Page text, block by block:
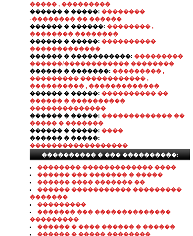
����� , ���������
������ � �����: ��������
-�������� �� ������
������ � ������: �������� ,
�������� ��������
������ � �����: ����������
�������������
������ � �����������: ���������
������/������������ ��������
������ � �������: ��������� ,
��������� ������������ ,
���������� , �������������
������ � �����: ���������� ��
������ � ����������
��������������
������ � �����: ������������� ��
����� � �������
������ � �����: ����
������ � �����:
������������������
���������� � ��� ����������:
�������� ������������� ����
������ ��� ������� � �����
������ ���� ������� ��
������ ����������� ���������
�������
���������
������� ��� ��������������
���������
������ � ���� ������ � ������
������ � ����� ��������